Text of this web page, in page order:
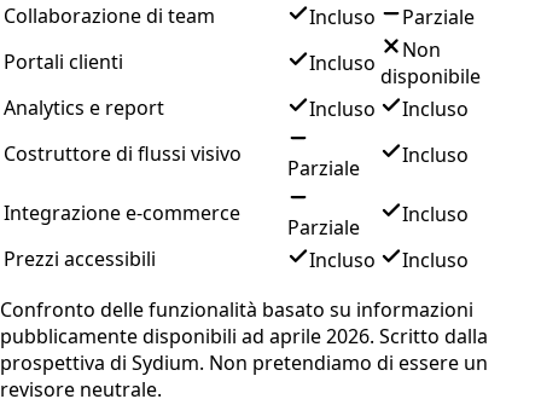
Collaborazione di team
Incluso
Parziale
Portali clienti
Incluso
Non
disponibile
Analytics e report
Incluso
Incluso
Costruttore di flussi visivo
Parziale Incluso
Integrazione e-commerce
Parziale
Incluso
Prezzi accessibili
Incluso
Incluso
Confronto delle funzionalità basato su informazioni
pubblicamente disponibili ad aprile 2026. Scritto dalla
prospettiva di Sydium. Non pretendiamo di essere un
revisore neutrale.